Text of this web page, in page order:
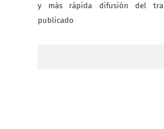
y más rápida difusión del
publicado